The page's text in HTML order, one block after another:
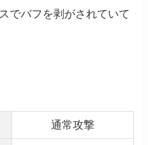
でバフを剥がされていて
通常攻撃